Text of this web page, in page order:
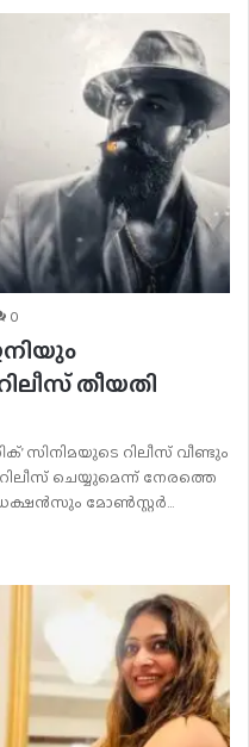
0
തീയതി
സിനിമയുടെ റിലീസ് വീണ്ടും
റിലീസ് ചെയ്യുമെന്ന് നേരത്തെ
മോണ്‍സ്റ്റര്‍…